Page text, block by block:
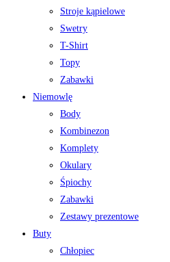
Stroje kąpielowe
Swetry
T-Shirt
Topy
Zabawki
Niemowlę
Body
Kombinezon
Komplety
Okulary
Śpiochy
Zabawki
Zestawy prezentowe
Buty
Chłopiec